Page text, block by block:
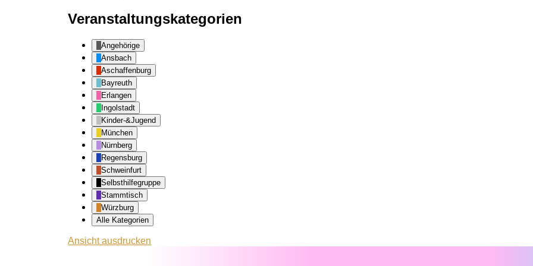
Veranstaltungskategorien
Angehörige
Ansbach
Aschaffenburg
Bayreuth
Erlangen
Ingolstadt
Kinder-&Jugend
München
Nürnberg
Regensburg
Schweinfurt
Selbsthilfegruppe
Stammtisch
Würzburg
Alle Kategorien
Ansichtausdrucken